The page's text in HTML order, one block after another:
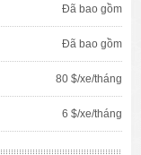
Đã bao gồm
Đã bao gồm
80 $/xe/tháng
6 $/xe/tháng